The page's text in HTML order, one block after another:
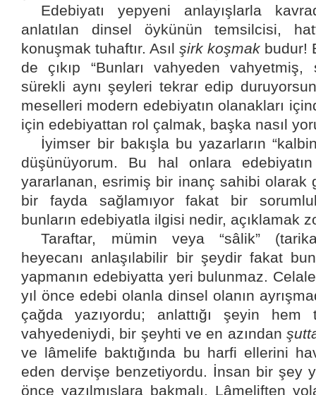
Edebiyatı yepyeni anlayışlarla
anlatılan dinsel öykünün temsilcisi,
konuşmak tuhaftır. Asılşirk koşmak budur!
de çıkıp “Bunları vahyeden
sürekli aynı şeyleri tekrar edip
meselleri modern edebiyatın olanakları
için edebiyattan rol çalmak, başka nasıl
İyimser bir bakışla bu yazarların
düşünüyorum. Bu hal onlara edebiyatın
yararlanan, esrimiş bir inanç sahibi olarak
bir fayda sağlamıyor fakat bir
bunların edebiyatla ilgisi nedir, açıklamak
Taraftar, mümin veya “sâlik”
heyecanı anlaşılabilir bir şeydir fakat
yapmanın edebiyatta yeri bulunmaz.
yıl önce edebi olanla dinsel olanın
çağda yazıyordu; anlattığı şeyin
vahyedeniydi, bir şeyhti ve en azından
ve lâmelife baktığında bu harfi ellerini
eden dervişe benzetiyordu. İnsan bir şey
önce yazılmışlara bakmalı. Lâmeliften